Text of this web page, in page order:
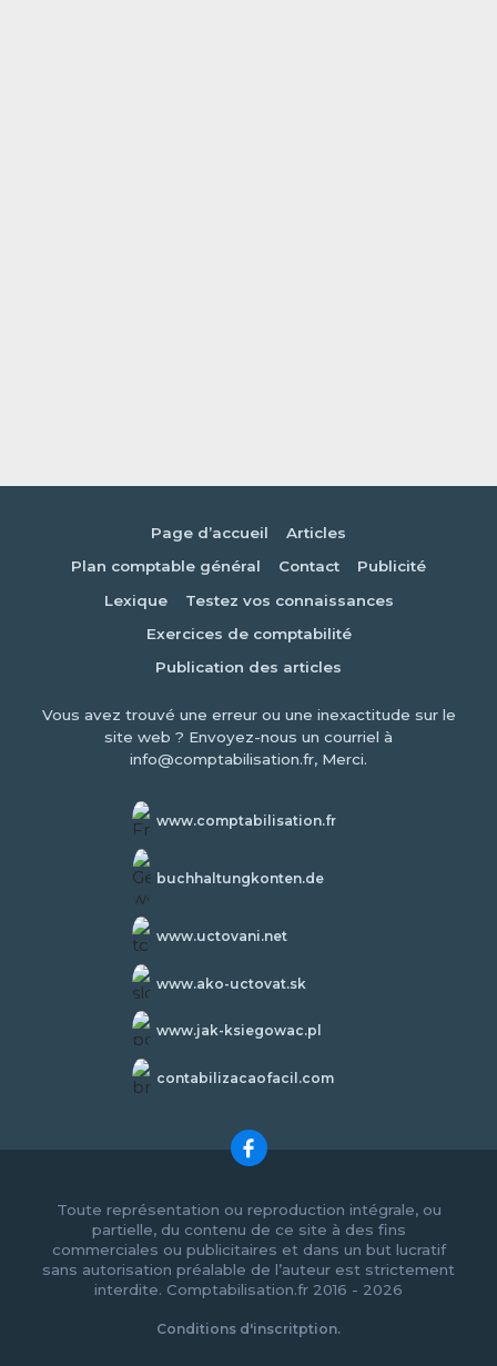
Page d’accueil
Articles
Plan comptable général
Contact
Publicité
Lexique
Testez vos connaissances
Exercices de comptabilité
Publication des articles
Vous avez trouvé une erreur ou une inexactitude sur le
site web ? Envoyez-nous un courriel à
info@comptabilisation.fr, Merci.
www.comptabilisation.fr
buchhaltungkonten.de
www.uctovani.net
www.ako-uctovat.sk
www.jak-ksiegowac.pl
contabilizacaofacil.com
Toute représentation ou reproduction intégrale, ou
partielle, du contenu de ce site à des fins
commerciales ou publicitaires et dans un but lucratif
sans autorisation préalable de l’auteur est strictement
interdite. Comptabilisation.fr 2016 - 2026
Conditions d'inscritption.